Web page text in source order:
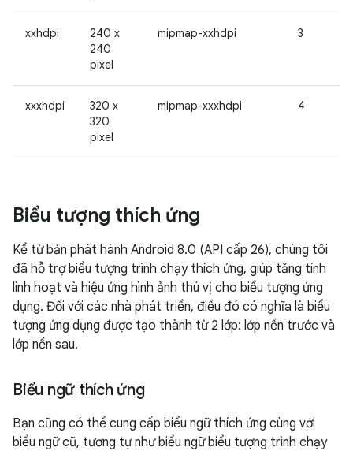
xxhdpi
240 x
240
pixel
mipmap-xxhdpi 3
xxxhdpi
320 x
320
pixel
mipmap-xxxhdpi 4
Biểu tượng thích ứng
Kể từ bản phát hành Android 8.0 (API cấp 26), chúng tôi
đã hỗ trợ biểu tượng trình chạy thích ứng, giúp tăng tính
linh hoạt và hiệu ứng hình ảnh thú vị cho biểu tượng ứng
dụng. Đối với các nhà phát triển, điều đó có nghĩa là biểu
tượng ứng dụng được tạo thành từ 2 lớp: lớp nền trước và
lớp nền sau.
Biểu ngữ thích ứng
Bạn cũng có thể cung cấp biểu ngữ thích ứng cùng với
biểu ngữ cũ, tương tự như biểu ngữ biểu tượng trình chạy